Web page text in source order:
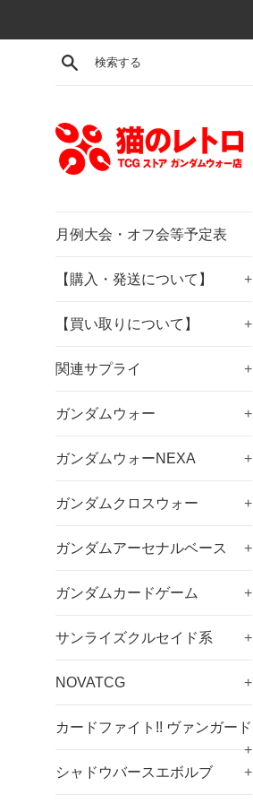
検索する
月例大会・オフ会等予定表
【購入・発送について】 +
【買い取りについて】 +
関連サプライ +
ガンダムウォー +
ガンダムウォーNEXA +
ガンダムクロスウォー +
ガンダムアーセナルベース +
ガンダムカードゲーム +
サンライズクルセイド系 +
NOVATCG +
カードファイト!! ヴァンガード
+
シャドウバースエボルブ
+